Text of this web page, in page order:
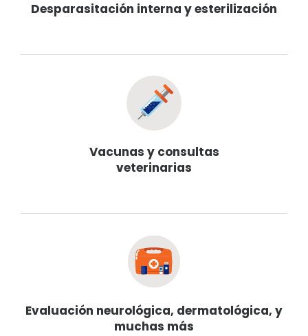
Desparasitación interna y esterilización
Vacunas y consultas
veterinarias
Evaluación neurológica, dermatológica, y
muchas más